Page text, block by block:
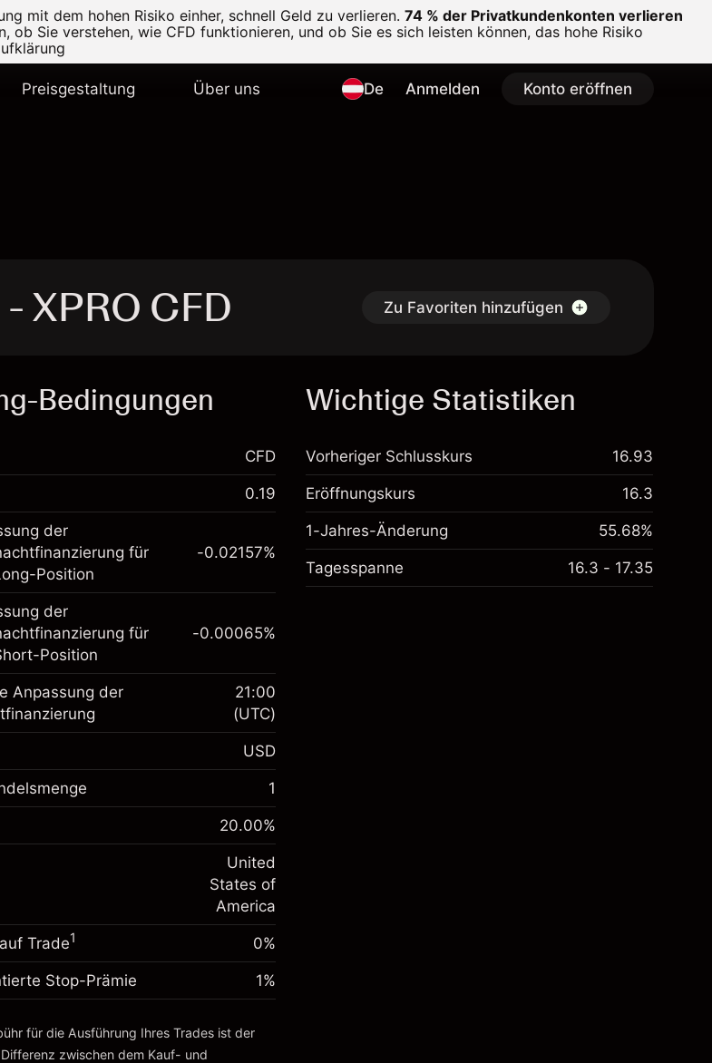
mit dem hohen Risiko einher, schnell Geld zu verlieren. 74 % der Privatkundenkonten verlieren
ob Sie verstehen, wie CFD funktionieren, und ob Sie es sich leisten können, das hohe Risiko
Preisgestaltung Über uns De Anmelden Konto eröffnen
XPRO CFD Zu Favoriten hinzufügen
Bedingungen
steht für das CFD-Trading
Sie mehr über:
CFD
0.19
der
für
Position
Ihre Investition
$1,000.00
der
aus fremdfinanzierten
-0.021568
mit Hebelwirkung ~ $5,000.00
Plattform
-0.02157%
der
für
Position
Ihre Investition
$1,000.00
-0.000654
mit Hebelwirkung ~$5,000.00
Hebelwirkung ~
-0.00065%
Anpassung der
21:00
(UTC)
USD
1
20.00%
United
States of
America
Trade1 0%
Stop-Prämie 1%
für die Ausführung Ihres Trades ist der
zwischen dem Kauf- und
Wichtige Statistiken
Vorheriger Schlusskurs 16.93
Eröffnungskurs 16.3
1-Jahres-Änderung 55.68%
Tagesspanne 16.3 - 17.35